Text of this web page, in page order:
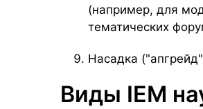
(например, для
тематических
Насадка
Виды IEM